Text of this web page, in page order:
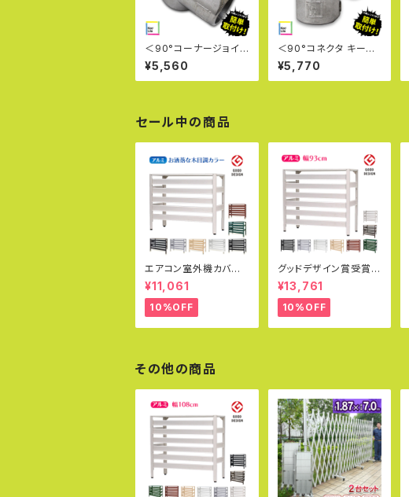
＜90°コーナージョイン
ト キーライト Kee Lite
L21-8＞英国キークラ
ンプ社製 キー・ライト
いジョイント クランプ
女性でも取付可能
¥5,560
＜90°コネクタ キーラ
イト Kee Lite L15-8
＞英国キークランプ社
製 キー・ライト 単管パ
¥5,770
セール中の商品
エアコン室外機カバー
通常サイズ アルミ製 カ
ラバリ グッドデザイン賞
おしゃれ エコキュート
雨 雪 冬 寒冷地 日除け
エアコンカバー エクス
¥11,061
10%OFF
グッドデザイン賞受賞
アルミ製 エアコン室外
機カバー（大型タイプ）L
サイズ エアコン室外機
対応 実用新案取得
¥13,761
10%OFF
その他の商品